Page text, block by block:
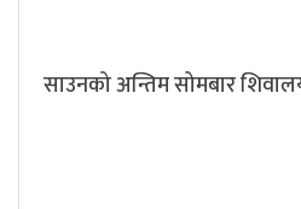
साउनको अन्तिम सोमबार